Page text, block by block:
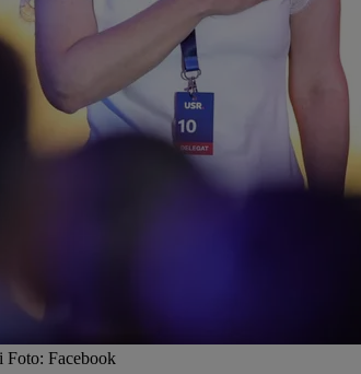
Foto: Facebook